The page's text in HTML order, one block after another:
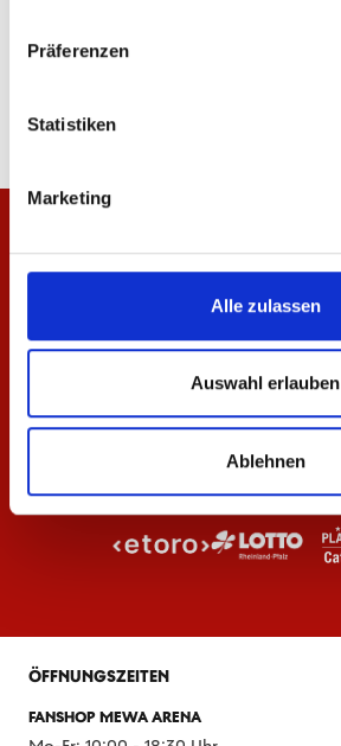
Präferenzen
Statistiken
Marketing
Alle zulassen
Auswahl erlauben
Ablehnen
ÖFFNUNGSZEITEN
FANSHOP MEWA ARENA